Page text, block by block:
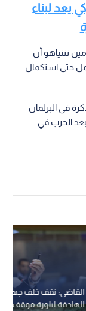
يعد لبناء
نتنياهو أن
حتى استكمال
في البرلمان
بعد الحرب في
القاضي: نقف خلف جهود
الهادفة لبلورة موقف